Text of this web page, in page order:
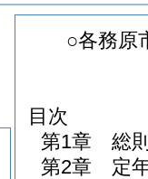
○各務原
目次
第1章
総
第2章
定